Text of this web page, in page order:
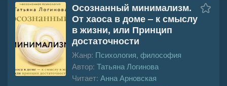
Осознанный минимализм.
От хаоса в доме – к смыслу
в жизни, или Принцип
достаточности
Жанр: Психология, философия
Автор: Татьяна Логинова
Читает: Анна Арновская